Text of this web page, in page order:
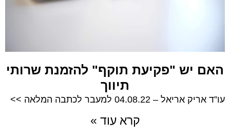
האם יש "פקיעת תוקף" להזמנת שרותי
תיווך
עו”ד אריק אריאל – 04.08.22 למעבר לכתבה המלאה >>
קרא עוד »